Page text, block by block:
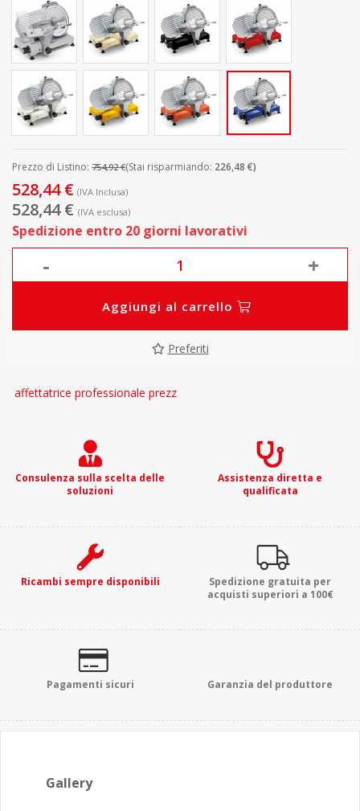
Grigio
Crema Nero Rosso
Bianco Giallo Arancione Blu
Prezzo di Listino: 754,92 €(Stai risparmiando: 226,48 €)
528,44 € (IVA Inclusa)
528,44 € (IVA esclusa)
Spedizione entro 20 giorni lavorativi
- +
Aggiungi al carrello
Preferiti
affettatrice professionale prezz
Consulenza sulla scelta delle
soluzioni
Assistenza diretta e
qualificata
Ricambi sempre disponibili
Spedizione gratuita per
acquisti superiori a 100€
Pagamenti sicuri Garanzia del produttore
Gallery